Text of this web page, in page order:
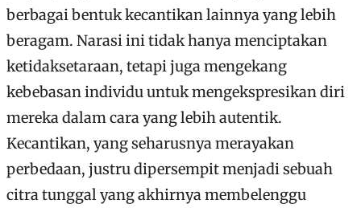
berbagai bentuk kecantikan lainnya yang lebih
beragam. Narasi ini tidak hanya menciptakan
ketidaksetaraan, tetapi juga mengekang
kebebasan individu untuk mengekspresikan diri
mereka dalam cara yang lebih autentik.
Kecantikan, yang seharusnya merayakan
perbedaan, justru dipersempit menjadi sebuah
citra tunggal yang akhirnya membelenggu